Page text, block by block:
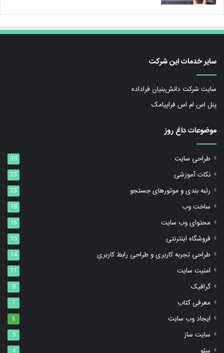
سایر خدمات این شرکت
سایت شرکت دانش‌بنیان فراداده
پنل اس ام اس فراپیامک
موضوعات داغ روز
طراحی سایت 38
نکات آموزشی 33
رتبه بندی و موتورهای جستجو 23
ساخت وب 18
محتوای وب سایت 16
فروشگاه اینترنتی 15
طراحی تجربه کاربری و طراحی رابط کاربری 14
امنیت سایت 11
گرافیک 8
معرفی کتاب 7
ایجاد وب سایت 6
سایت ساز 5
4